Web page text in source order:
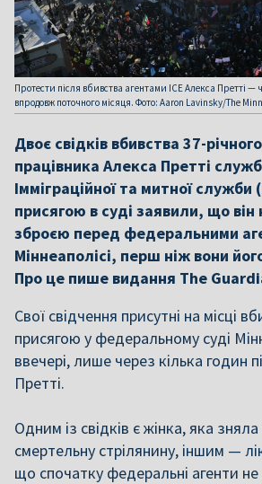
Протести після вбивства агентами ICE Алекса Претті —
впродовж поточного місяця. Фото: Aaron Lavinsky/The
Двоє свідків вбивства 37-
працівника Алекса Претті
Імміграційної та митної служби
присягою в суді заявили, що він
зброєю перед федеральними
Міннеаполісі, перш ніж вони
Про це пише видання The
Свої свідчення присутні на місці
присягою у федеральному суді
ввечері, лише через кілька годин
Претті.
Одним із свідків є жінка, яка
смертельну стрілянину, іншим —
що спочатку федеральні агенти